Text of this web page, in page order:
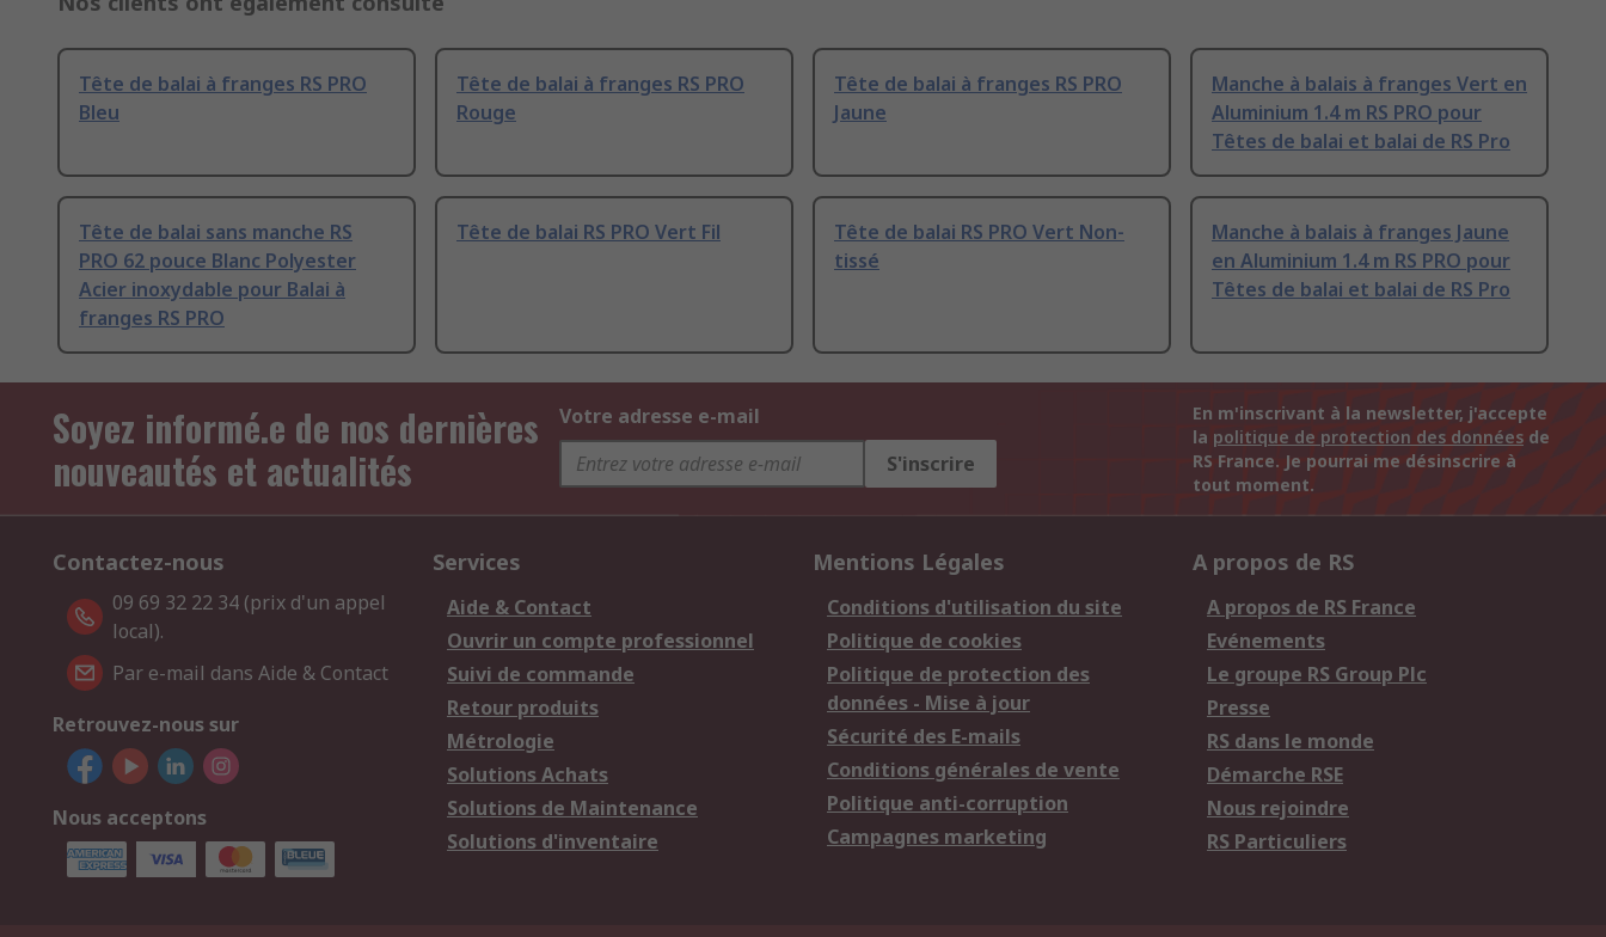
Tête de balai à franges RS PRO
Bleu
Tête de balai à franges RS PRO
Rouge
Tête de balai à franges RS PRO
Jaune
Manche à balais à franges Vert en
Aluminium 1.4 m RS PRO pour
Têtes de balai et balai de RS Pro
Tête de balai sans manche RS
PRO 62 pouce Blanc Polyester
Acier inoxydable pour Balai à
franges RS PRO
Tête de balai RS PRO Vert Fil
Tête de balai RS PRO Vert Non-
tissé
Manche à balais à franges Jaune
en Aluminium 1.4 m RS PRO pour
Têtes de balai et balai de RS Pro
Soyez informé.e de nos dernières
nouveautés et actualités
Votre adresse e-mail
S'inscrire
En m'inscrivant à la newsletter, j'accepte
la politique de protection des données de
RS France. Je pourrai me désinscrire à
tout moment.
Contactez-nous
09 69 32 22 34 (prix d'un appel
local).
Par e-mail dans Aide & Contact
Retrouvez-nous sur
Nous acceptons
Services
Aide & Contact
Ouvrir un compte professionnel
Suivi de commande
Retour produits
Métrologie
Solutions Achats
Solutions de Maintenance
Solutions d'inventaire
Mentions Légales
Conditions d'utilisation du site
Politique de cookies
Politique de protection des
données - Mise à jour
Sécurité des E-mails
Conditions générales de vente
Politique anti-corruption
Campagnes marketing
A propos de RS
A propos de RS France
Evénements
Le groupe RS Group Plc
Presse
RS dans le monde
Démarche RSE
Nous rejoindre
RS Particuliers